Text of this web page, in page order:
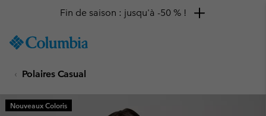
TO
SKIP
MAIN
NAV
Fin de saison : jusqu'à -50 % !
Polaires Casual
Nouveaux Coloris